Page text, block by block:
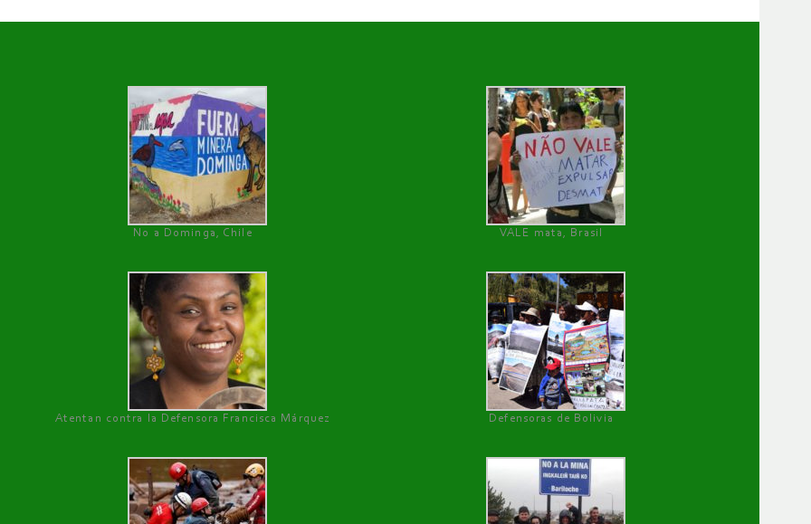
No a Dominga, Chile
VALE mata, Brasil
Atentan contra la Defensora Francisca Márquez Defensoras de Bolivia